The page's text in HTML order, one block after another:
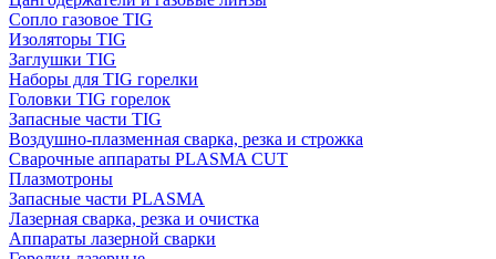
Сопло газовое TIG
Изоляторы TIG
Заглушки TIG
Наборы для TIG горелки
Головки TIG горелок
Запасные части TIG
Воздушно-плазменная сварка, резка и строжка
Сварочные аппараты PLASMA CUT
Плазмотроны
Запасные части PLASMA
Лазерная сварка, резка и очистка
Аппараты лазерной сварки